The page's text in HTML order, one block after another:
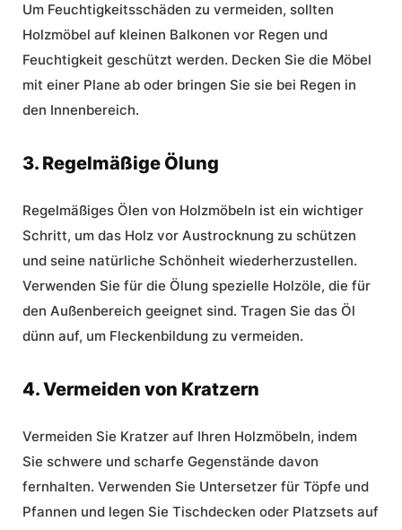
Um Feuchtigkeitsschäden zu vermeiden, sollten
Holzmöbel auf kleinen Balkonen vor Regen und
Feuchtigkeit geschützt werden. Decken Sie die Möbel
mit einer Plane ab oder bringen Sie sie bei Regen in
den Innenbereich.
3. Regelmäßige Ölung
Regelmäßiges Ölen von Holzmöbeln ist ein wichtiger
Schritt, um das Holz vor Austrocknung zu schützen
und seine natürliche Schönheit wiederherzustellen.
Verwenden Sie für die Ölung spezielle Holzöle, die für
den Außenbereich geeignet sind. Tragen Sie das Öl
dünn auf, um Fleckenbildung zu vermeiden.
4. Vermeiden von Kratzern
Vermeiden Sie Kratzer auf Ihren Holzmöbeln, indem
Sie schwere und scharfe Gegenstände davon
fernhalten. Verwenden Sie Untersetzer für Töpfe und
Pfannen und legen Sie Tischdecken oder Platzsets auf